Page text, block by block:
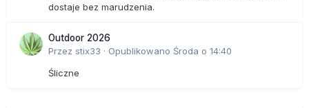
dostaje bez marudzenia.
Outdoor 2026
Przez stix33 · Opublikowano Środa o 14:40
Śliczne